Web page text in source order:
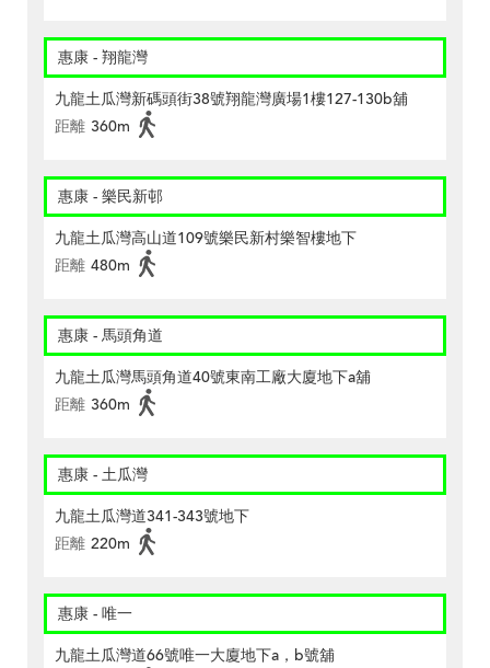
惠康 - 翔龍灣
九龍土瓜灣新碼頭街38號翔龍灣廣場1樓127-130b舖
距離 360m
惠康 - 樂民新邨
九龍土瓜灣高山道109號樂民新村樂智樓地下
距離 480m
惠康 - 馬頭角道
九龍土瓜灣馬頭角道40號東南工廠大廈地下a舖
距離 360m
惠康 - 土瓜灣
九龍土瓜灣道341-343號地下
距離 220m
惠康 - 唯一
九龍土瓜灣道66號唯一大廈地下a，b號舖